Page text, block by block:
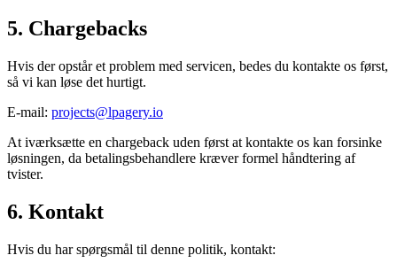
5. Chargebacks
Hvis der opstår et problem med servicen, bedes du kontakte os først,
så vi kan løse det hurtigt.
E-mail: projects@lpagery.io
At iværksætte en chargeback uden først at kontakte os kan forsinke
løsningen, da betalingsbehandlere kræver formel håndtering af
tvister.
6. Kontakt
Hvis du har spørgsmål til denne politik, kontakt: